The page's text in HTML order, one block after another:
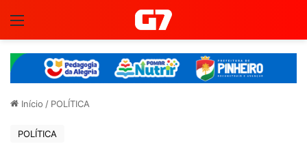
Início / POLÍTICA
POLÍTICA